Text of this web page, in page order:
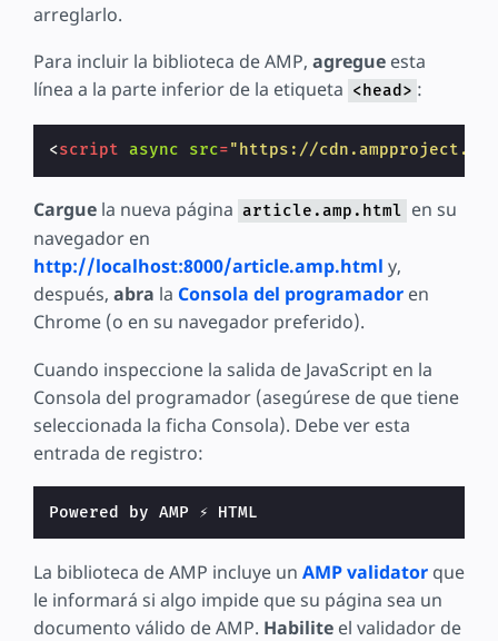
arreglarlo.
Para incluir la biblioteca de AMP, agregue esta
línea a la parte inferior de la etiqueta <head> :
<script async src="https://
Cargue la nueva página article.amp.html en su
navegador en
http://localhost:8000/article.amp.html y,
después, abra la Consola del programador en
Chrome (o en su navegador preferido).
Cuando inspeccione la salida de JavaScript en la
Consola del programador (asegúrese de que tiene
seleccionada la ficha Consola). Debe ver esta
entrada de registro:
La biblioteca de AMP incluye un AMP validator que
le informará si algo impide que su página sea un
documento válido de AMP. Habilite el validador de